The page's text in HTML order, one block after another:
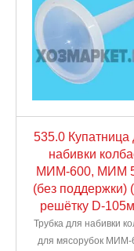
535.0 Купатница
набивки
МИМ-600, МИМ
(без поддержки)
решётку D-
Трубка для набивки
для мясорубок МИМ-